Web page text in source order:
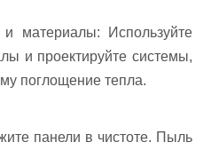
материалы: Используйте
и проектируйте системы,
поглощение тепла.
панели в чистоте. Пыль